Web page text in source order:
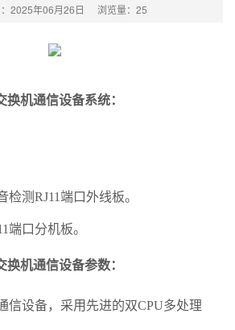
2025年06月26日 浏览量：25
换机通信设备系统：
测RJ11端口外线板。
端口分机板。
换机通信设备参数：
信设备，采用先进的双CPU多处理